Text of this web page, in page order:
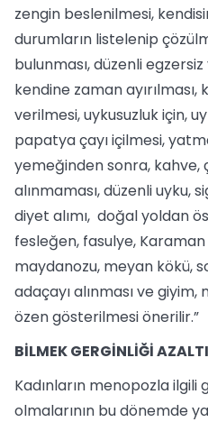
zengin beslenilmesi,
durumların listelenip
bulunması, düzenli
kendine zaman ayırılması,
verilmesi, uykusuzluk için,
papatya çayı içilmesi,
yemeğinden sonra, kahve,
alınmaması, düzenli uyku,
diyet alımı, doğal yoldan
fesleğen, fasulye,
maydanozu, meyan kökü,
adaçayı alınması ve
özen gösterilmesi önerilir.”
BİLMEK GERGİNLİĞİ
Kadınların menopozla ilgili
olmalarının bu dönemde